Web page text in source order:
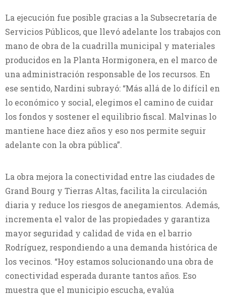
La ejecución fue posible gracias a la Subsecretaría de
Servicios Públicos, que llevó adelante los trabajos con
mano de obra de la cuadrilla municipal y materiales
producidos en la Planta Hormigonera, en el marco de
una administración responsable de los recursos. En
ese sentido, Nardini subrayó: “Más allá de lo difícil en
lo económico y social, elegimos el camino de cuidar
los fondos y sostener el equilibrio fiscal. Malvinas lo
mantiene hace diez años y eso nos permite seguir
adelante con la obra pública”.
La obra mejora la conectividad entre las ciudades de
Grand Bourg y Tierras Altas, facilita la circulación
diaria y reduce los riesgos de anegamientos. Además,
incrementa el valor de las propiedades y garantiza
mayor seguridad y calidad de vida en el barrio
Rodríguez, respondiendo a una demanda histórica de
los vecinos. “Hoy estamos solucionando una obra de
conectividad esperada durante tantos años. Eso
muestra que el municipio escucha, evalúa